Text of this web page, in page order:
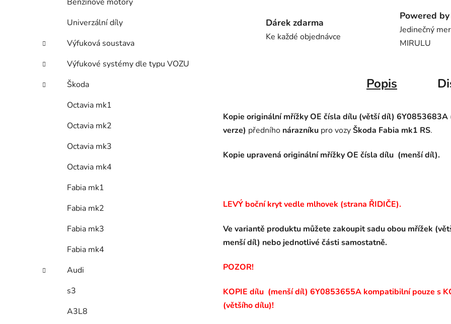
Univerzální díly
Výfuková soustava
Výfukové systémy dle typu VOZU
Škoda
Octavia mk1
Octavia mk2
Octavia mk3
Octavia mk4
Fabia mk1
Fabia mk2
Fabia mk3
Fabia mk4
Audi
s3
A3L8
Dárek zdarma
Ke každé objednávce
Powered
Jedinečný
MIRULU
Popis
Kopie originální mřížky OE čísla dílu (větší díl) 6Y0853683A
verze) předního nárazníku pro vozyŠkoda Fabia mk1 RS.
Kopie upravená originální mřížky OE čísla dílu (menší díl).
LEVÝ boční kryt vedle mlhovek (strana ŘIDIČE).
Ve variantě produktu můžete zakoupit sadu obou mřížek
menší díl) nebo jednotlivé části samostatně.
POZOR!
KOPIE dílu (menší díl) 6Y0853655A kompatibilní pouze s
(většího dílu)!